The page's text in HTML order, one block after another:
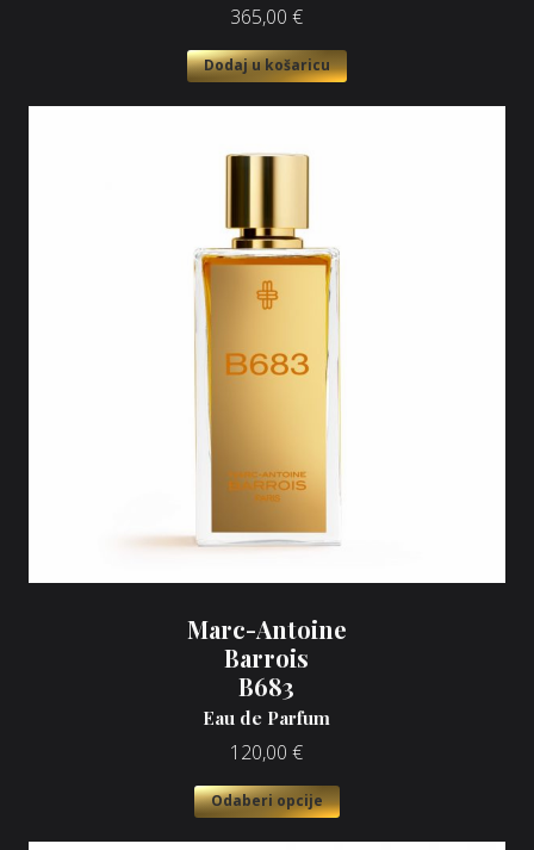
365,00 €
Dodaj u košaricu
Marc-Antoine
Barrois
B683
Eau de Parfum
120,00 €
Odaberi opcije